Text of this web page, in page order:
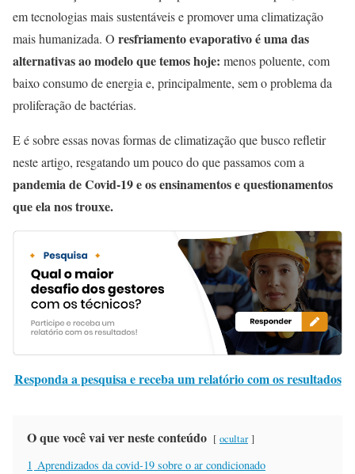
em tecnologias mais sustentáveis e promover uma climatização
mais humanizada. O resfriamento evaporativo é uma das
alternativas ao modelo que temos hoje: menos poluente, com
baixo consumo de energia e, principalmente, sem o problema da
proliferação de bactérias.
E é sobre essas novas formas de climatização que busco refletir
neste artigo, resgatando um pouco do que passamos com a
pandemia de Covid-19 e os ensinamentos e questionamentos
que ela nos trouxe.
Responda a pesquisa e receba um relatório com os resultados
O que você vai ver neste conteúdo ocultar
1 Aprendizados da covid-19 sobre o ar condicionado